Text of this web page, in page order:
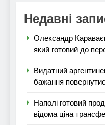
Недавні
Олександр
який готовий до
Видатний
бажання
Наполі готовий
відома ціна